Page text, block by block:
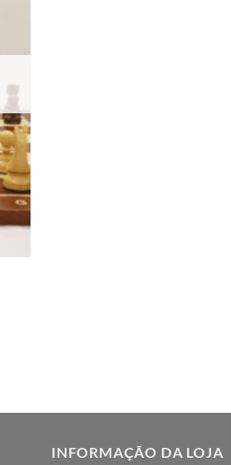
INFORMAÇÃO DA LOJA